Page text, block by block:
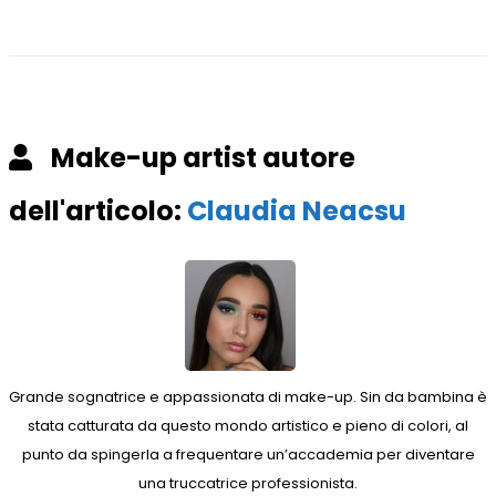
Make-up artist autore
dell'articolo: Claudia Neacsu
Grande sognatrice e appassionata di make-up. Sin da bambina è
stata catturata da questo mondo artistico e pieno di colori, al
punto da spingerla a frequentare un’accademia per diventare
una truccatrice professionista.